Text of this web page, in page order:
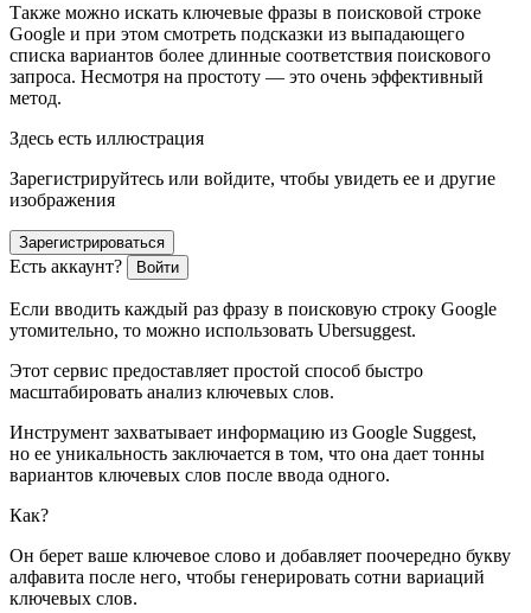
Также можно искать ключевые фразы в поисковой строке
Google и при этом смотреть подсказки из выпадающего
списка вариантов более длинные соответствия поискового
запроса. Несмотря на простоту — это очень эффективный
метод.
Здесь есть иллюстрация
Зарегистрируйтесь или войдите, чтобы увидеть ее и другие
изображения
Зарегистрироваться
Есть аккаунт? Войти
Если вводить каждый раз фразу в поисковую строку Google
утомительно, то можно использовать Ubersuggest.
Этот сервис предоставляет простой способ быстро
масштабировать анализ ключевых слов.
Инструмент захватывает информацию из Google Suggest,
но ее уникальность заключается в том, что она дает тонны
вариантов ключевых слов после ввода одного.
Как?
Он берет ваше ключевое слово и добавляет поочередно букву
алфавита после него, чтобы генерировать сотни вариаций
ключевых слов.